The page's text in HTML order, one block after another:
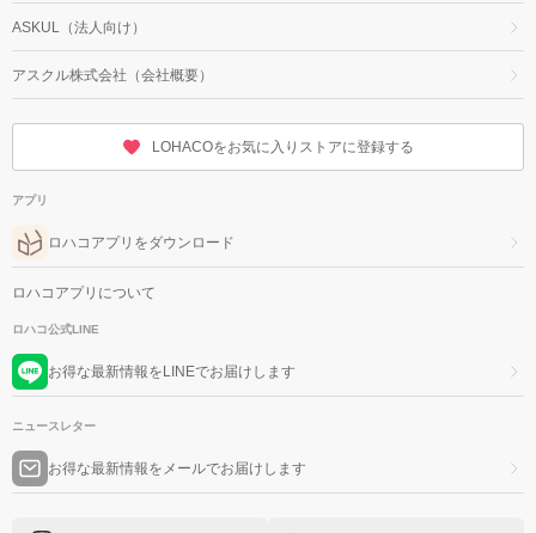
ASKUL（法人向け）
アスクル株式会社（会社概要）
LOHACOをお気に入りストアに登録する
アプリ
ロハコアプリをダウンロード
ロハコアプリについて
ロハコ公式LINE
お得な最新情報をLINEでお届けします
ニュースレター
お得な最新情報をメールでお届けします